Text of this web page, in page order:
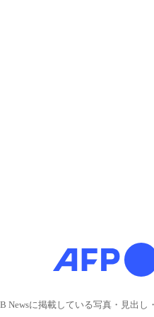
Newsに掲載している写真・見出